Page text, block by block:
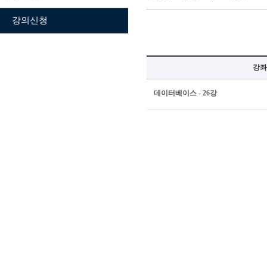
강의신청
강
데이터베이스 - 26강